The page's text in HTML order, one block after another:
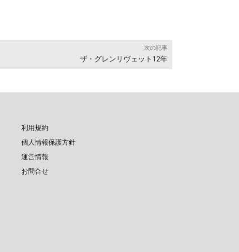
次の記事
ザ・グレンリヴェット12年
利用規約
個人情報保護方針
運営情報
お問合せ